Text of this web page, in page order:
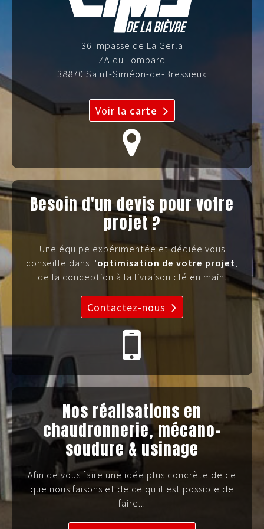
36 impasse de La Gerla
ZA du Lombard
38870 Saint-Siméon-de-Bressieux
Voir la carte
Besoin d'un devis pour votre
projet ?
Une équipe expérimentée et dédiée vous
conseille dans l'optimisation de votre projet
de la conception à la livraison clé en main.
Contactez-nous
Nos réalisations en
chaudronnerie, mécano-
soudure & usinage
Afin de vous faire une idée plus concrète de ce
que nous faisons et de ce qu'il est possible de
faire...